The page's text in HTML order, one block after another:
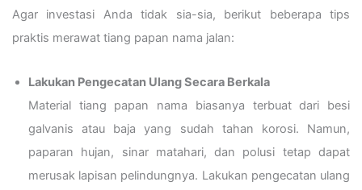
Agar investasi Anda tidak sia-sia, berikut beberapa tips
praktis merawat tiang papan nama jalan:
Lakukan Pengecatan Ulang Secara Berkala
Material tiang papan nama biasanya terbuat dari besi
galvanis atau baja yang sudah tahan korosi. Namun,
paparan hujan, sinar matahari, dan polusi tetap dapat
merusak lapisan pelindungnya. Lakukan pengecatan ulang